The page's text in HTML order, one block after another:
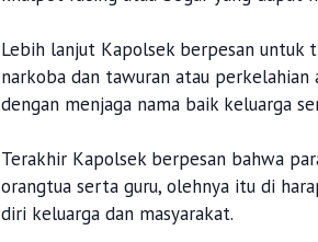
Lebih lanjut Kapolsek berpesan untuk
narkoba dan tawuran atau
dengan menjaga nama baik keluarga
Terakhir Kapolsek berpesan bahwa
orangtua serta guru, olehnya itu di
diri keluarga dan masyarakat.